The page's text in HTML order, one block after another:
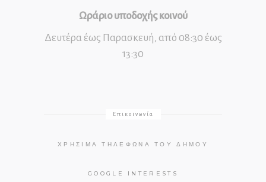
Ωράριο υποδοχής κοινού
Δευτέρα έως Παρασκευή, από 08:30 έως
13:30
Επικοινωνία
ΧΡΉΣΙΜΑ ΤΗΛΈΦΩΝΑ ΤΟΥ ΔΉΜΟΥ
GOOGLE INTERESTS